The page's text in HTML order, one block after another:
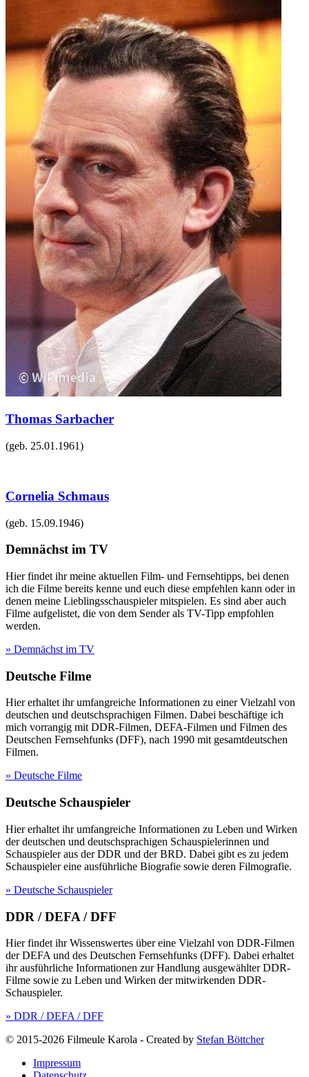
Thomas Sarbacher
(geb. 25.01.1961)
Cornelia Schmaus
(geb. 15.09.1946)
Demnächst im TV
Hier findet ihr meine aktuellen Film- und Fernsehtipps, bei denen
ich die Filme bereits kenne und euch diese empfehlen kann oder in
denen meine Lieblingsschauspieler mitspielen. Es sind aber auch
Filme aufgelistet, die von dem Sender als TV-Tipp empfohlen
werden.
» Demnächst im TV
Deutsche Filme
Hier erhaltet ihr umfangreiche Informationen zu einer Vielzahl von
deutschen und deutschsprachigen Filmen. Dabei beschäftige ich
mich vorrangig mit DDR-Filmen, DEFA-Filmen und Filmen des
Deutschen Fernsehfunks (DFF), nach 1990 mit gesamtdeutschen
Filmen.
» Deutsche Filme
Deutsche Schauspieler
Hier erhaltet ihr umfangreiche Informationen zu Leben und Wirken
der deutschen und deutschsprachigen Schauspielerinnen und
Schauspieler aus der DDR und der BRD. Dabei gibt es zu jedem
Schauspieler eine ausführliche Biografie sowie deren Filmografie.
» Deutsche Schauspieler
DDR / DEFA / DFF
Hier findet ihr Wissenswertes über eine Vielzahl von DDR-Filmen
der DEFA und des Deutschen Fernsehfunks (DFF). Dabei erhaltet
ihr ausführliche Informationen zur Handlung ausgewählter DDR-
Filme sowie zu Leben und Wirken der mitwirkenden DDR-
Schauspieler.
» DDR / DEFA / DFF
© 2015-2026 Filmeule Karola - Created by Stefan Böttcher
Impressum